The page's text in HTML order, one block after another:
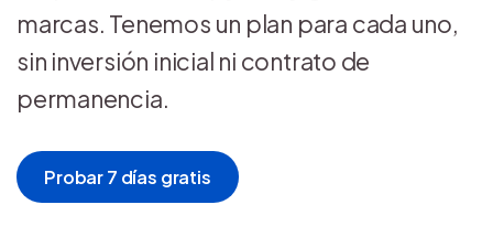
marcas. Tenemos un plan para cada uno,
sin inversión inicial ni contrato de
permanencia.
Probar 7 días gratis